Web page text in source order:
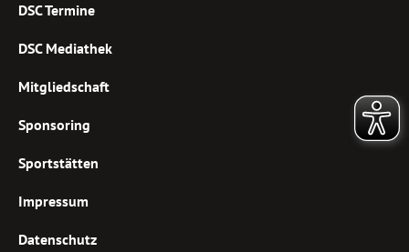
DSC Termine
DSC Mediathek
Mitgliedschaft
Sponsoring
Sportstätten
Impressum
Datenschutz